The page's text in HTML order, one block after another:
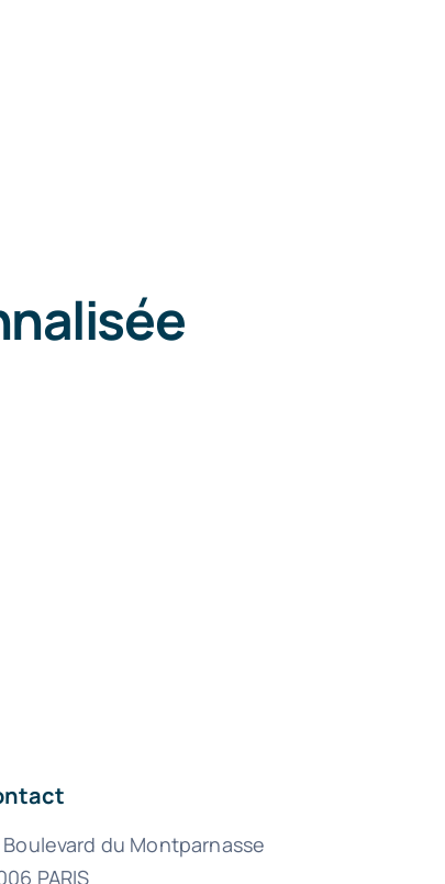
Boulevard du Montparnasse
PARIS